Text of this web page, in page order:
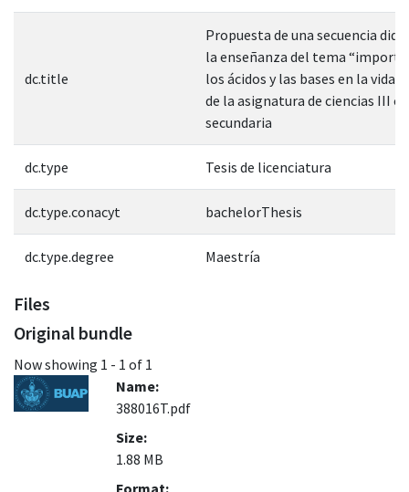
dc.title
Propuesta de una secuencia
la enseñanza del tema
los ácidos y las bases en la vida
de la asignatura de ciencias III en
secundaria
dc.type Tesis de licenciatura
dc.type.conacyt bachelorThesis
dc.type.degree Maestría
Files
Original bundle
Now showing 1 - 1 of 1
Name:
388016T.pdf
Size:
1.88 MB